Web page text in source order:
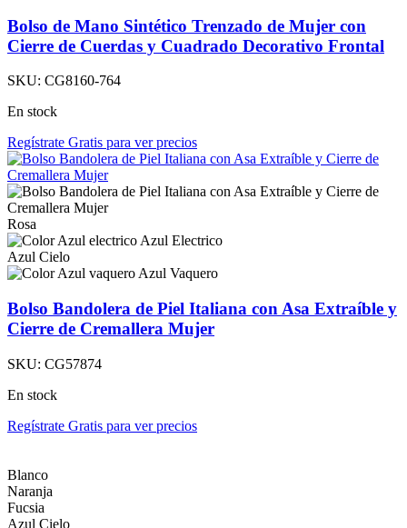
Bolso de Mano Sintético Trenzado de Mujer con
Cierre de Cuerdas y Cuadrado Decorativo Frontal
SKU: CG8160-764
En stock
Regístrate Gratis para ver precios
Rosa
Azul Electrico
Azul Cielo
Azul Vaquero
Bolso Bandolera de Piel Italiana con Asa Extraíble y
Cierre de Cremallera Mujer
SKU: CG57874
En stock
Regístrate Gratis para ver precios
Blanco
Naranja
Fucsia
Azul Cielo